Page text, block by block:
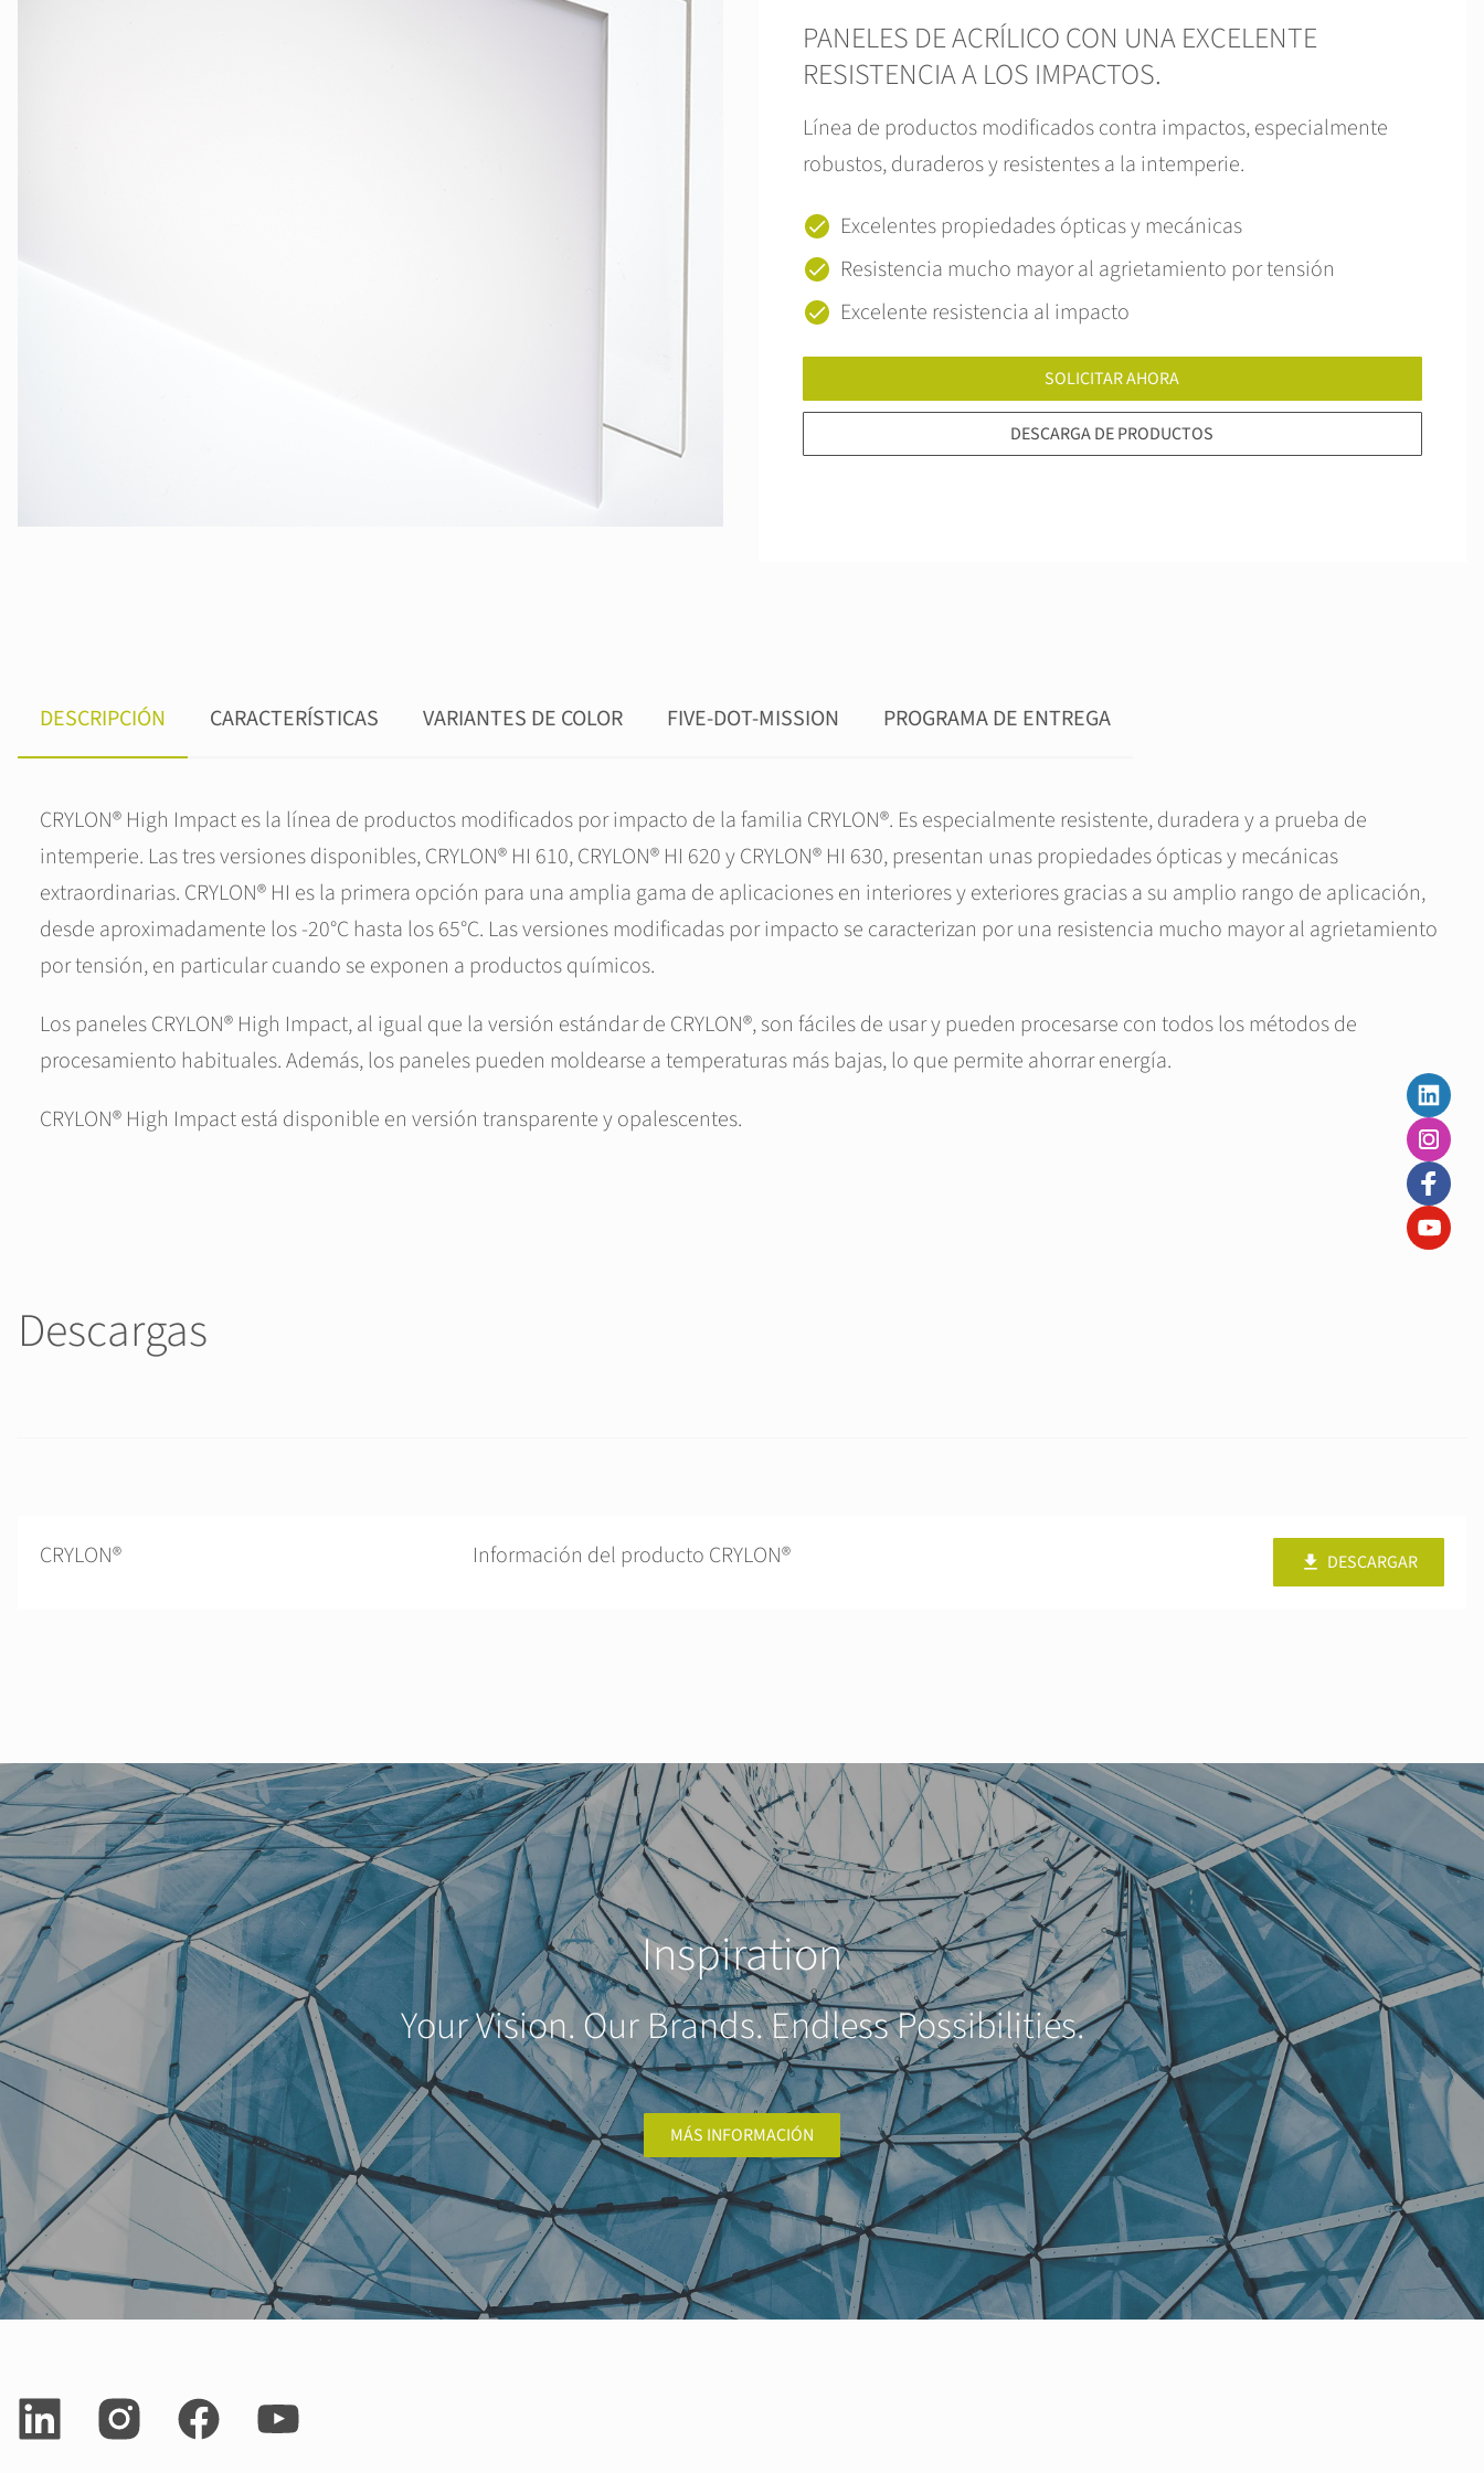
PANELES DE ACRÍLICO CON UNA EXCELENTE
RESISTENCIA A LOS IMPACTOS.
Línea de productos modificados contra impactos, especialmente
robustos, duraderos y resistentes a la intemperie.
Excelentes propiedades ópticas y mecánicas
Resistencia mucho mayor al agrietamiento por tensión
Excelente resistencia al impacto
SOLICITAR AHORA
DESCARGA DE PRODUCTOS
DESCRIPCIÓN CARACTERÍSTICAS VARIANTES DE COLOR FIVE-DOT-MISSION PROGRAMA DE ENTREGA
CRYLON® High Impact es la línea de productos modificados por impacto de la familia CRYLON®. Es especialmente resistente, duradera y a prueba de
intemperie. Las tres versiones disponibles, CRYLON® HI 610, CRYLON® HI 620 y CRYLON® HI 630, presentan unas propiedades ópticas y mecánicas
extraordinarias. CRYLON® HI es la primera opción para una amplia gama de aplicaciones en interiores y exteriores gracias a su amplio rango de aplicación,
desde aproximadamente los -20°C hasta los 65°C. Las versiones modificadas por impacto se caracterizan por una resistencia mucho mayor al agrietamiento
por tensión, en particular cuando se exponen a productos químicos.
Los paneles CRYLON® High Impact, al igual que la versión estándar de CRYLON®, son fáciles de usar y pueden procesarse con todos los métodos de
procesamiento habituales. Además, los paneles pueden moldearse a temperaturas más bajas, lo que permite ahorrar energía.
CRYLON® High Impact está disponible en versión transparente y opalescentes.
Descargas
CRYLON® Información del producto CRYLON® DESCARGAR
Inspiration
Your Vision. Our Brands. Endless Possibilities.
MÁS INFORMACIÓN